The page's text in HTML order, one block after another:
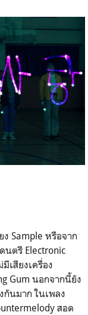
Sample หรือจาก
นตรี Electronic
เสียงเครื่อง
Gum นอกจากนี้ยัง
กันมาก ในเพลง
สอด